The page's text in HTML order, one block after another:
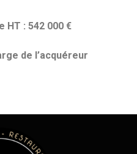
HT : 542 000 €
de l’acquéreur